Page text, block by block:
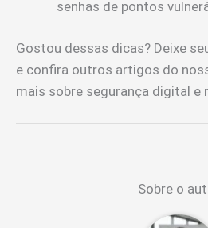
senhas de pontos
Gostou dessas dicas? Deixe
e confira outros artigos do
mais sobre segurança digital e
Sobre o